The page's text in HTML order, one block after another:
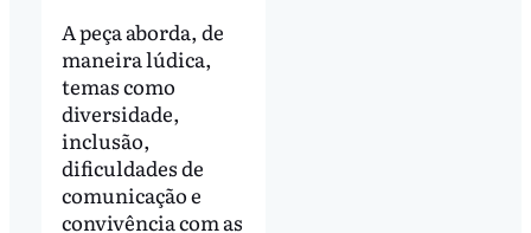
A peça aborda, de
maneira lúdica,
temas como
diversidade,
inclusão,
dificuldades de
comunicação e
convivência com as